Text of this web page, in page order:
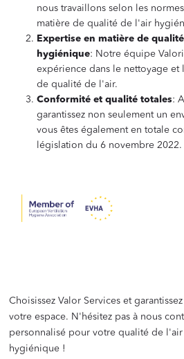
nous travaillons selon les
matière de qualité de l'air
Expertise en matière de
hygiénique: Notre équipe
expérience dans le nettoyage et
de qualité de l'air.
Conformité et qualité totales:
garantissez non seulement un
vous êtes également en totale
législation du 6 novembre 2022.
Choisissez Valor Services et
votre espace. N'hésitez pas à nous
personnalisé pour votre qualité de
hygiénique !